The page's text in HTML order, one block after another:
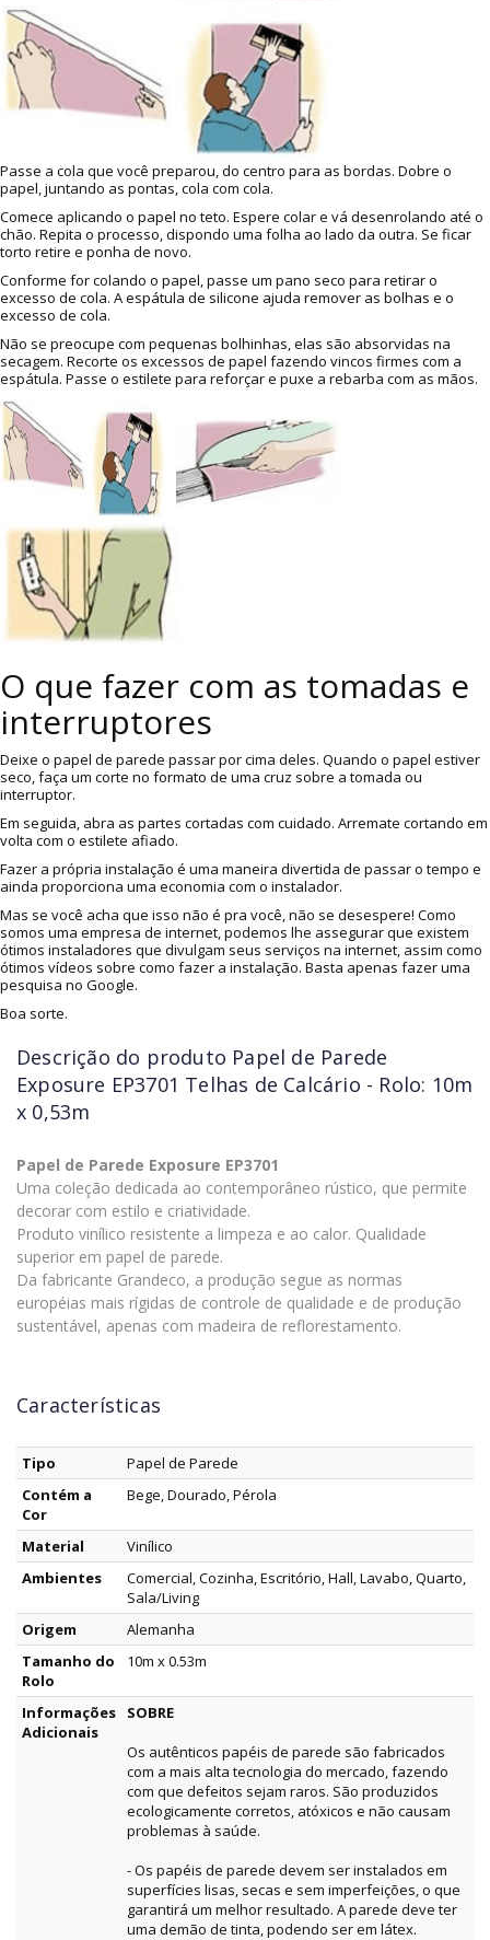
Passe a cola que você preparou, do centro para as bordas. Dobre o
papel, juntando as pontas, cola com cola.
Comece aplicando o papel no teto. Espere colar e vá desenrolando até o
chão. Repita o processo, dispondo uma folha ao lado da outra. Se ficar
torto retire e ponha de novo.
Conforme for colando o papel, passe um pano seco para retirar o
excesso de cola. A espátula de silicone ajuda remover as bolhas e o
excesso de cola.
Não se preocupe com pequenas bolhinhas, elas são absorvidas na
secagem. Recorte os excessos de papel fazendo vincos firmes com a
espátula. Passe o estilete para reforçar e puxe a rebarba com as mãos.
O que fazer com as tomadas e
interruptores
Deixe o papel de parede passar por cima deles. Quando o papel estiver
seco, faça um corte no formato de uma cruz sobre a tomada ou
interruptor.
Em seguida, abra as partes cortadas com cuidado. Arremate cortando em
volta com o estilete afiado.
Fazer a própria instalação é uma maneira divertida de passar o tempo e
ainda proporciona uma economia com o instalador.
Mas se você acha que isso não é pra você, não se desespere! Como
somos uma empresa de internet, podemos lhe assegurar que existem
ótimos instaladores que divulgam seus serviços na internet, assim como
ótimos vídeos sobre como fazer a instalação. Basta apenas fazer uma
pesquisa no Google.
Boa sorte.
Descrição do produto Papel de Parede
Exposure EP3701 Telhas de Calcário - Rolo: 10m
x 0,53m
Papel de Parede Exposure EP3701
Uma coleção dedicada ao contemporâneo rústico, que permite
decorar com estilo e criatividade.
Produto vinílico resistente a limpeza e ao calor. Qualidade
superior em papel de parede.
Da fabricante Grandeco, a produção segue as normas
européias mais rígidas de controle de qualidade e de produção
sustentável, apenas com madeira de reflorestamento.
Características
Tipo
Papel de Parede
Contém a
Cor
Bege, Dourado, Pérola
Material
Vinílico
Ambientes
Comercial, Cozinha, Escritório, Hall, Lavabo, Quarto,
Sala/Living
Origem
Alemanha
Tamanho do
Rolo
10m x 0.53m
Informações
Adicionais
SOBRE
Os autênticos papéis de parede são fabricados
com a mais alta tecnologia do mercado, fazendo
com que defeitos sejam raros. São produzidos
ecologicamente corretos, atóxicos e não causam
problemas à saúde.
- Os papéis de parede devem ser instalados em
superfícies lisas, secas e sem imperfeições, o que
garantirá um melhor resultado. A parede deve ter
uma demão de tinta, podendo ser em látex.